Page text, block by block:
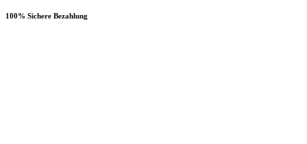
100% Sichere Bezahlung